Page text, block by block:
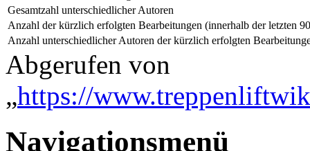
Gesamtzahl unterschiedlicher Autoren
Anzahl der kürzlich erfolgten Bearbeitungen (innerhalb der letzten
Anzahl unterschiedlicher Autoren der kürzlich erfolgten
Abgerufen von
„https://
Navigationsmenü